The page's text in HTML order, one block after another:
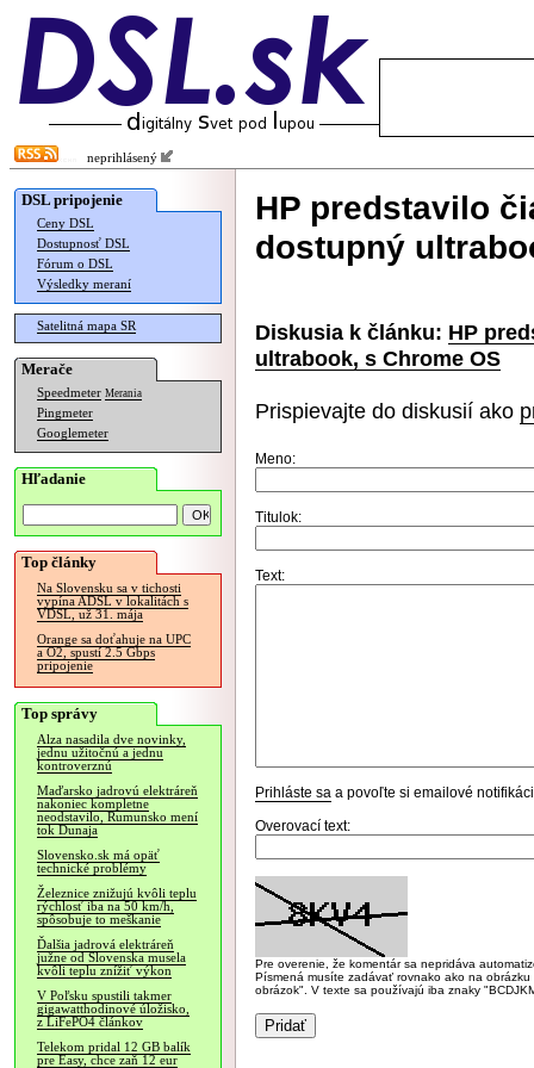
neprihlásený
DSL pripojenie
Ceny DSL
Dostupnosť DSL
Fórum o DSL
Výsledky meraní
Satelitná mapa SR
Merače
Speedmeter Merania
Pingmeter
Googlemeter
Hľadanie
Top články
Na Slovensku sa v tichosti
vypína ADSL v lokalitách s
VDSL, už 31. mája
Orange sa doťahuje na UPC
a O2, spustí 2.5 Gbps
pripojenie
Top správy
Alza nasadila dve novinky,
jednu užitočnú a jednu
kontroverznú
Maďarsko jadrovú elektráreň
nakoniec kompletne
neodstavilo, Rumunsko mení
tok Dunaja
Slovensko.sk má opäť
technické problémy
Železnice znižujú kvôli teplu
rýchlosť iba na 50 km/h,
spôsobuje to meškanie
Ďalšia jadrová elektráreň
južne od Slovenska musela
kvôli teplu znížiť výkon
V Poľsku spustili takmer
gigawatthodinové úložisko,
z LiFePO4 článkov
Telekom pridal 12 GB balík
pre Easy, chce zaň 12 eur
HP predstavilo
dostupný
Diskusia k článku: HP
ultrabook, s Chrome OS
Prispievajte do diskusií ako
Meno:
Titulok:
Text:
Prihláste sa a povoľte si emailové
Overovací text:
Pre overenie, že komentár sa nepridáva
Písmená musíte zadávať rovnako ako na
obrázok". V texte sa používajú iba znaky